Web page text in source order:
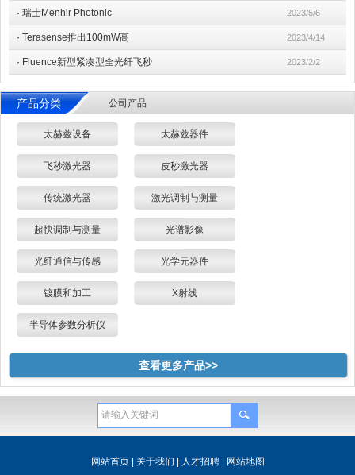
· 瑞士Menhir Photonic 2023/5/6
· Terasense推出100mW高 2023/4/14
· Fluence新型紧凑型全光纤飞秒 2023/2/2
产品分类 公司产品
太赫兹设备 太赫兹器件
飞秒激光器 皮秒激光器
传统激光器 激光调制与测量
超快调制与测量 光谱影像
光纤通信与传感 光学元器件
镀膜和加工 X射线
半导体参数分析仪
查看更多产品>>
网站首页| 关于我们 | 人才招聘| 网站地图